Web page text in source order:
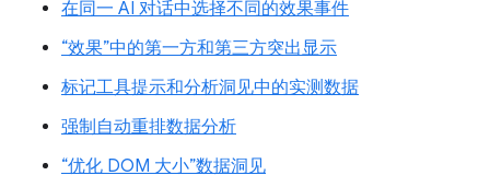
在同一 AI 对话中选择不同的效果事件
“效果”中的第一方和第三方突出显示
标记工具提示和分析洞见中的实测数据
强制自动重排数据分析
“优化 DOM 大小”数据洞见